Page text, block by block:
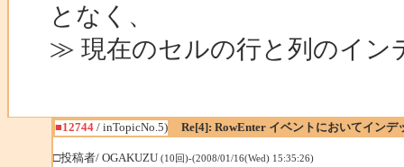
となく、
≫ 現在のセルの行と列のイン
■12744/ inTopicNo.5) Re[4]: RowEnter イベントにおいてインデ
□投稿者/ OGAKUZU (10回)-(2008/01/16(Wed) 15:35:26)